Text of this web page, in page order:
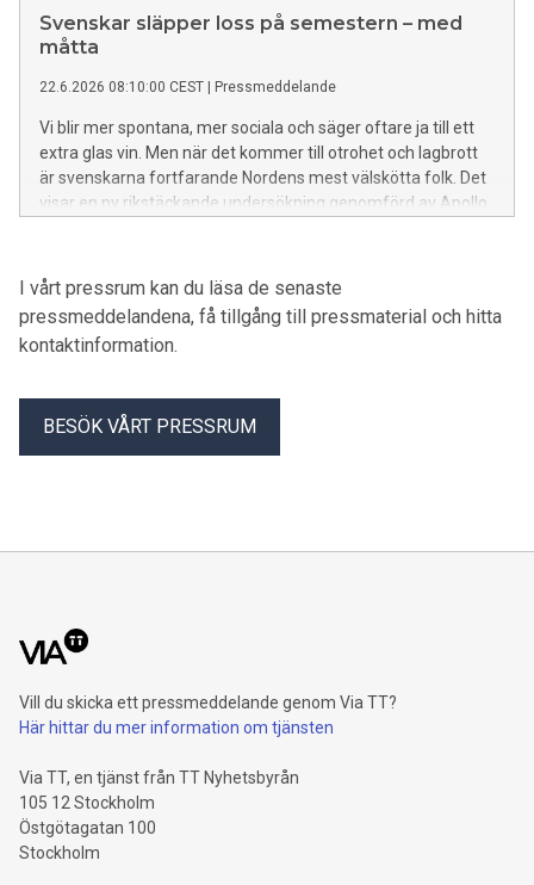
Svenskar släpper loss på semestern – med
måtta
22.6.2026 08:10:00 CEST Pressmeddelande
Vi blir mer spontana, mer sociala och säger oftare ja till ett
extra glas vin. Men när det kommer till otrohet och lagbrott
är svenskarna fortfarande Nordens mest välskötta folk. Det
visar en ny rikstäckande undersökning genomförd av Apollo.
I vårt pressrum kan du läsa de senaste
pressmeddelandena, få tillgång till pressmaterial och hitta
kontaktinformation.
BESÖK VÅRT PRESSRUM
Vill du skicka ett pressmeddelande genom Via TT?
Här hittar du mer information om tjänsten
Via TT, en tjänst från TT Nyhetsbyrån
105 12 Stockholm
Östgötagatan 100
Stockholm